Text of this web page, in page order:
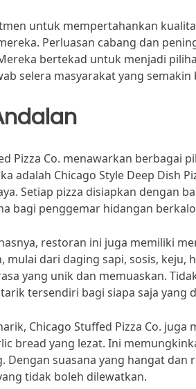
untuk mempertahankan
Perluasan cabang dan
bertekad untuk menjadi
selera masyarakat yang semakin
Pizza Co. menawarkan berbagai
adalah Chicago Style Deep Dish
Setiap pizza disiapkan dengan
bagi penggemar hidangan
restoran ini juga memiliki
mulai dari daging sapi, sosis, keju,
yang unik dan memuaskan.
tersendiri bagi siapa saja yang
Chicago Stuffed Pizza Co.
bread yang lezat. Ini
Dengan suasana yang hangat
tidak boleh dilewatkan.